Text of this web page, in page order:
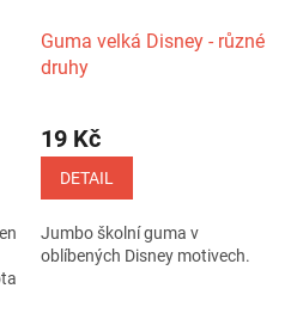
Guma velká Disney - různé
druhy
19 Kč
DETAIL
Jumbo školní guma v
oblíbených Disney motivech.